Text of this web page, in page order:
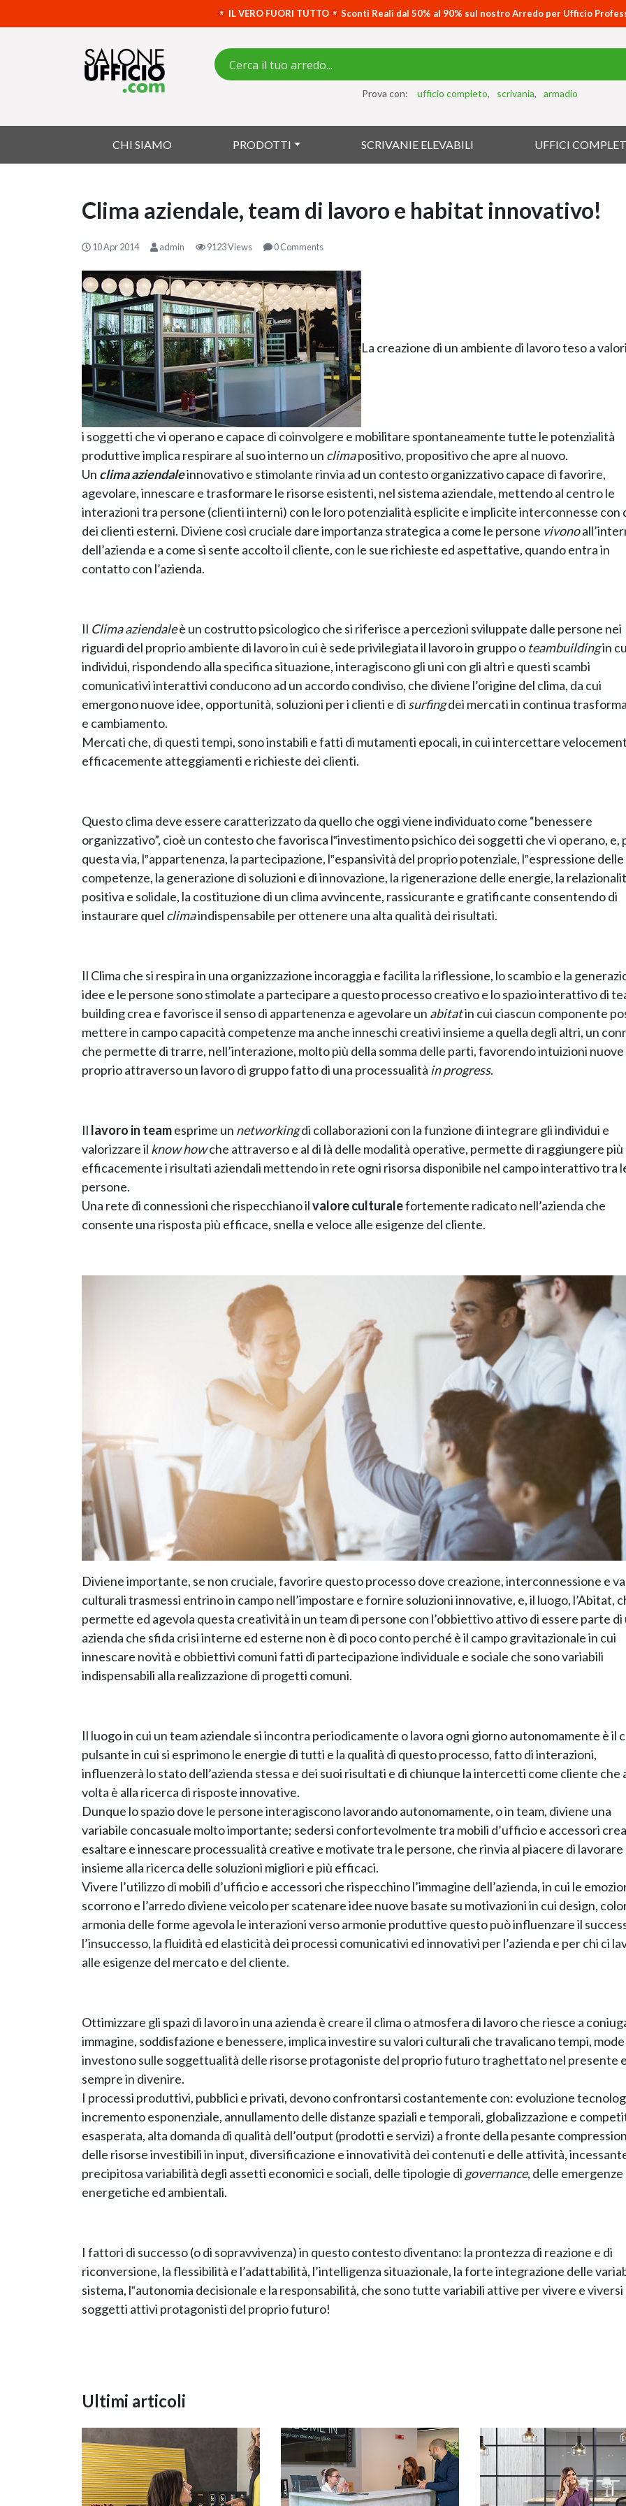
IL VERO FUORI TUTTO Sconti Reali dal 50% al 90% sul nostro Arredo per Ufficio
Prova con: ufficio completo scrivania armadio
CHI SIAMO PRODOTTI SCRIVANIE ELEVABILI UFFICI
Clima aziendale, team di lavoro e habitat innovativo!
10 Apr 2014 admin 9123 Views 0 Comments
La creazione di un ambiente di lavoro teso a
i soggetti che vi operano e capace di coinvolgere e mobilitare spontaneamente tutte le potenzialità
produttive implica respirare al suo interno un climapositivo, propositivo che apre al nuovo.
Un clima aziendaleinnovativo e stimolante rinvia ad un contesto organizzativo capace di favorire,
agevolare, innescare e trasformare le risorse esistenti, nel sistema aziendale, mettendo al centro le
interazioni tra persone (clienti interni) con le loro potenzialità esplicite e implicite interconnesse con
dei clienti esterni. Diviene così cruciale dare importanza strategica a come le persone vivono
dell’azienda e a come si sente accolto il cliente, con le sue richieste ed aspettative, quando entra in
contatto con l’azienda.
Il Climaaziendaleè un costrutto psicologico che si riferisce a percezioni sviluppate dalle persone nei
riguardi del proprio ambiente di lavoro in cui è sede privilegiata il lavoro in gruppo o teambuildingin
individui, rispondendo alla specifica situazione, interagiscono gli uni con gli altri e questi scambi
comunicativi interattivi conducono ad un accordo condiviso, che diviene l’origine del clima, da cui
emergono nuove idee, opportunità, soluzioni per i clienti e di surfingdei mercati in continua
e cambiamento.
Mercati che, di questi tempi, sono instabili e fatti di mutamenti epocali, in cui intercettare
efficacemente atteggiamenti e richieste dei clienti.
Questo clima deve essere caratterizzato da quello che oggi viene individuato come “benessere
organizzativo”, cioè un contesto che favorisca l‟investimento psichico dei soggetti che vi operano, e,
questa via, l‟appartenenza, la partecipazione, l‟espansività del proprio potenziale, l‟espressione delle
competenze, la generazione di soluzioni e di innovazione, la rigenerazione delle energie, la
positiva e solidale, la costituzione di un clima avvincente, rassicurante e gratificante consentendo di
instaurare quel climaindispensabile per ottenere una alta qualità dei risultati.
Il Clima che si respira in una organizzazione incoraggia e facilita la riflessione, lo scambio e la
idee e le persone sono stimolate a partecipare a questo processo creativo e lo spazio interattivo di
building crea e favorisce il senso di appartenenza e agevolare un abitatin cui ciascun componente
mettere in campo capacità competenze ma anche inneschi creativi insieme a quella degli altri, un
che permette di trarre, nell’interazione, molto più della somma delle parti, favorendo intuizioni nuove
proprio attraverso un lavoro di gruppo fatto di una processualità in progress.
Il lavoro in teamesprime un networkingdi collaborazioni con la funzione di integrare gli individui e
valorizzare il know howche attraverso e al di là delle modalità operative, permette di raggiungere più
efficacemente i risultati aziendali mettendo in rete ogni risorsa disponibile nel campo interattivo tra
persone.
Una rete di connessioni che rispecchiano ilvalore culturalefortemente radicato nell’azienda che
consente una risposta più efficace, snella e veloce alle esigenze del cliente.
Diviene importante, se non cruciale, favorire questo processo dove creazione, interconnessione e
culturali trasmessi entrino in campo nell’impostare e fornire soluzioni innovative, e, il luogo, l’Abitat,
permette ed agevola questa creatività in un team di persone con l’obbiettivo attivo di essere parte di
azienda che sfida crisi interne ed esterne non è di poco conto perché è il campo gravitazionale in cui
innescare novità e obbiettivi comuni fatti di partecipazione individuale e sociale che sono variabili
indispensabili alla realizzazione di progetti comuni.
Il luogo in cui un team aziendale si incontra periodicamente o lavora ogni giorno autonomamente è il
pulsante in cui si esprimono le energie di tutti e la qualità di questo processo, fatto di interazioni,
influenzerà lo stato dell’azienda stessa e dei suoi risultati e di chiunque la intercetti come cliente che
volta è alla ricerca di risposte innovative.
Dunque lo spazio dove le persone interagiscono lavorando autonomamente, o in team, diviene una
variabile concasuale molto importante; sedersi confortevolmente tra mobili d’ufficio e accessori
esaltare e innescare processualità creative e motivate tra le persone, che rinvia al piacere di lavorare
insieme alla ricerca delle soluzioni migliori e più efficaci.
Vivere l’utilizzo di mobili d’ufficio e accessori che rispecchino l’immagine dell’azienda, in cui le
scorrono e l’arredo diviene veicolo per scatenare idee nuove basate su motivazioni in cui design,
armonia delle forme agevola le interazioni verso armonie produttive questo può influenzare il
l’insuccesso, la fluidità ed elasticità dei processi comunicativi ed innovativi per l’azienda e per chi ci
alle esigenze del mercato e del cliente.
Ottimizzare gli spazi di lavoro in una azienda è creare il clima o atmosfera di lavoro che riesce a
immagine, soddisfazione e benessere, implica investire su valori culturali che travalicano tempi, mode
investono sulle soggettualità delle risorse protagoniste del proprio futuro traghettato nel presente e
sempre in divenire.
I processi produttivi, pubblici e privati, devono confrontarsi costantemente con: evoluzione
incremento esponenziale, annullamento delle distanze spaziali e temporali, globalizzazione e
esasperata, alta domanda di qualità dell’output (prodotti e servizi) a fronte della pesante
delle risorse investibili in input, diversificazione e innovatività dei contenuti e delle attività,
precipitosa variabilità degli assetti economici e sociali, delle tipologie di governance, delle emergenze
energetiche ed ambientali.
I fattori di successo (o di sopravvivenza) in questo contesto diventano: la prontezza di reazione e di
riconversione, la flessibilità e l’adattabilità, l’intelligenza situazionale, la forte integrazione delle
sistema, l‟autonomia decisionale e la responsabilità, che sono tutte variabili attive per vivere e viversi
soggetti attivi protagonisti del proprio futuro!
Ultimi articoli